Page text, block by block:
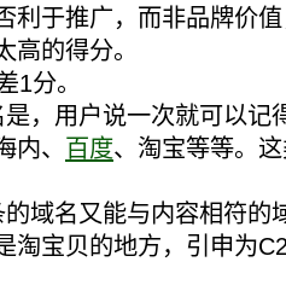
利于推广，而非品牌价
高的得分。
分。
用户说一次就可以记
内、
百度、淘宝等等。
名又能与内容相符的
淘宝贝的地方，引申为